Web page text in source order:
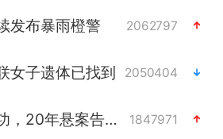
发布暴雨橙警 2062797
女子遗体已找到 2050404
血指纹匹配成功，20年悬案告破！凶手被执行死刑 1847971